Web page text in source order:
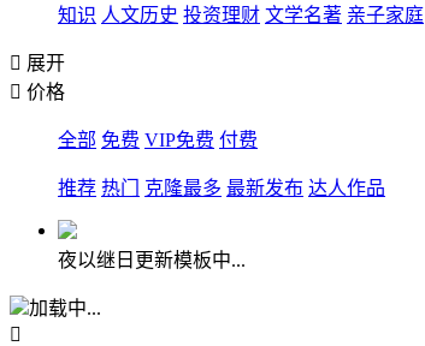
知识 人文历史 投资理财 文学名著 亲子家庭
 展开
 价格
全部 免费 VIP免费 付费
推荐 热门 克隆最多 最新发布 达人作品
夜以继日更新模板中...
加载中...
